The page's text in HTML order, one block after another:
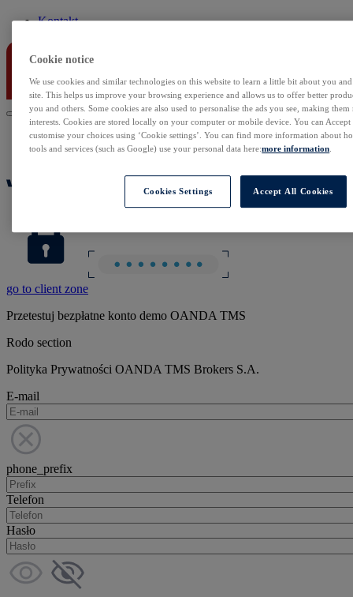
Kontakt
go to client zone
Przetestuj bezpłatne konto demo OANDA TMS
Rodo section
Polityka Prywatności OANDA TMS Brokers S.A.
E-mail
phone_prefix
Telefon
Hasło
Cookie notice
We use cookies and similar technologies on this website to learn a little bit about you
site. This helps us improve your browsing experience and allows us to offer better
you and others. Some cookies are also used to personalise the ads you see, making
interests. Cookies are stored locally on your computer or mobile device. You can
customise your choices using ‘Cookie settings’. You can find more information about
tools and services (such as Google) use your personal data here:more information
Cookies Settings Accept All Cookies